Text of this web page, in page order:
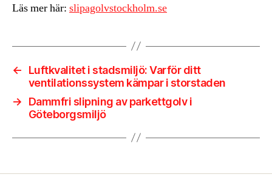
Läs mer här: slipagolvstockholm.se
←
Luftkvalitet i stadsmiljö: Varför ditt
ventilationssystem kämpar i storstaden
→
Dammfri slipning av parkettgolv i
Göteborgsmiljö